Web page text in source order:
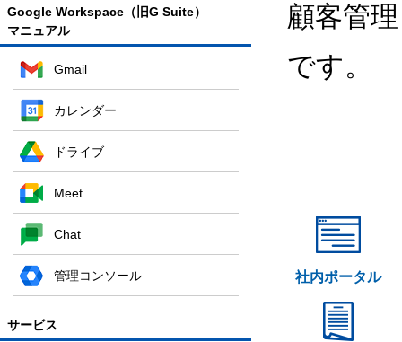
Google Workspace（旧G Suite）
マニュアル
Gmail
カレンダー
ドライブ
Meet
Chat
管理コンソール
サービス
顧客管
です。
社内ポータル